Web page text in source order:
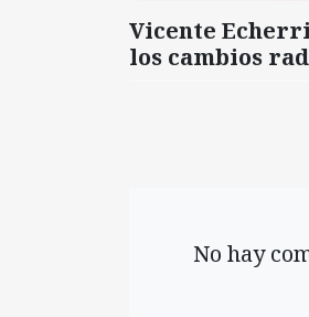
Vicente
los cambios
No hay